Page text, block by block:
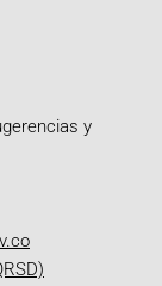
y